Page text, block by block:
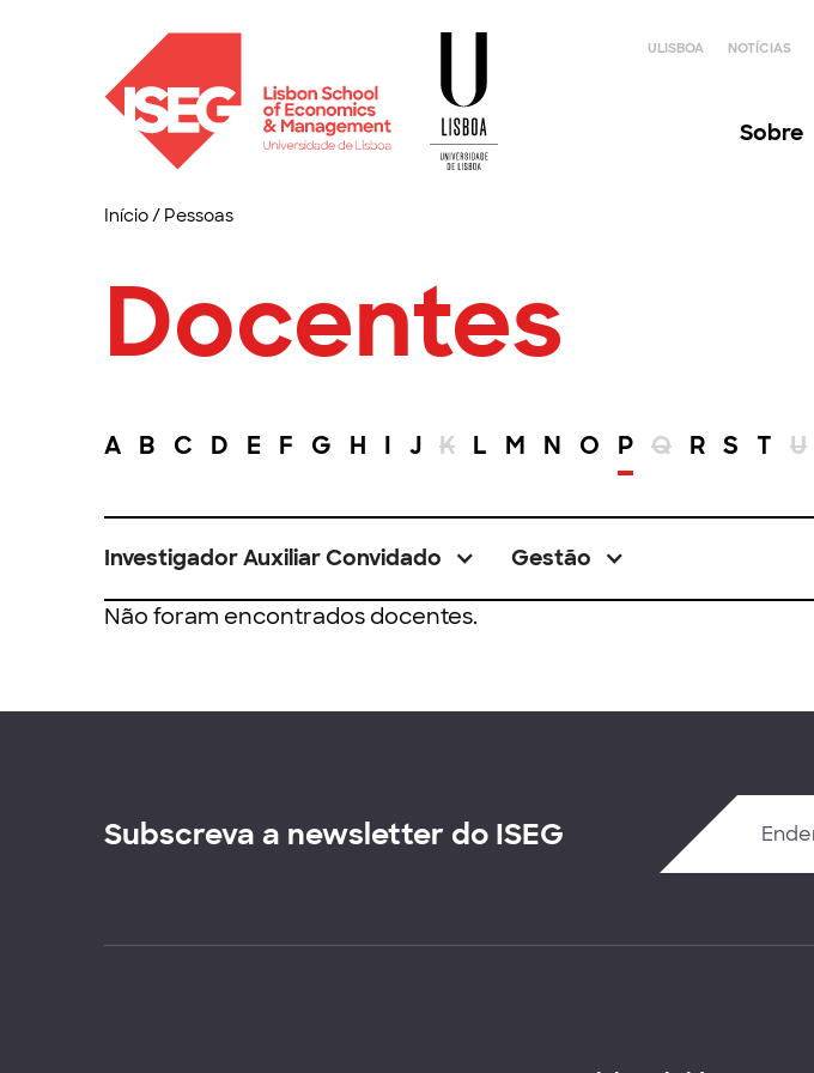
ULISBOA NOTÍCIAS
Sobre
Início/ Pessoas
Docentes
A B C D E F G H I J K L M N O P Q R S T U
Investigador Auxiliar Convidado Gestão
Não foram encontrados docentes.
Subscreva a newsletter do ISEG